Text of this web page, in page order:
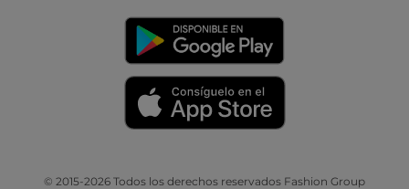
© 2015-2026 Todos los derechos reservados Fashion Group